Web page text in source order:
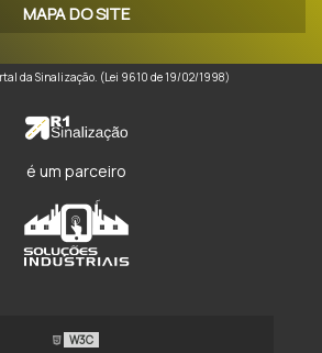
MAPA DO SITE
da Sinalização. (Lei 9610 de 19/02/1998)
é um parceiro
W3C